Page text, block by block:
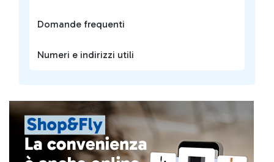
Domande frequenti
Numeri e indirizzi utili